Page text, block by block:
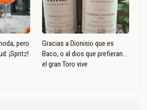
pero
¡Spritz!
Gracias a Dionisio que es
Baco, o al dios que prefieran…
el gran Toro vive